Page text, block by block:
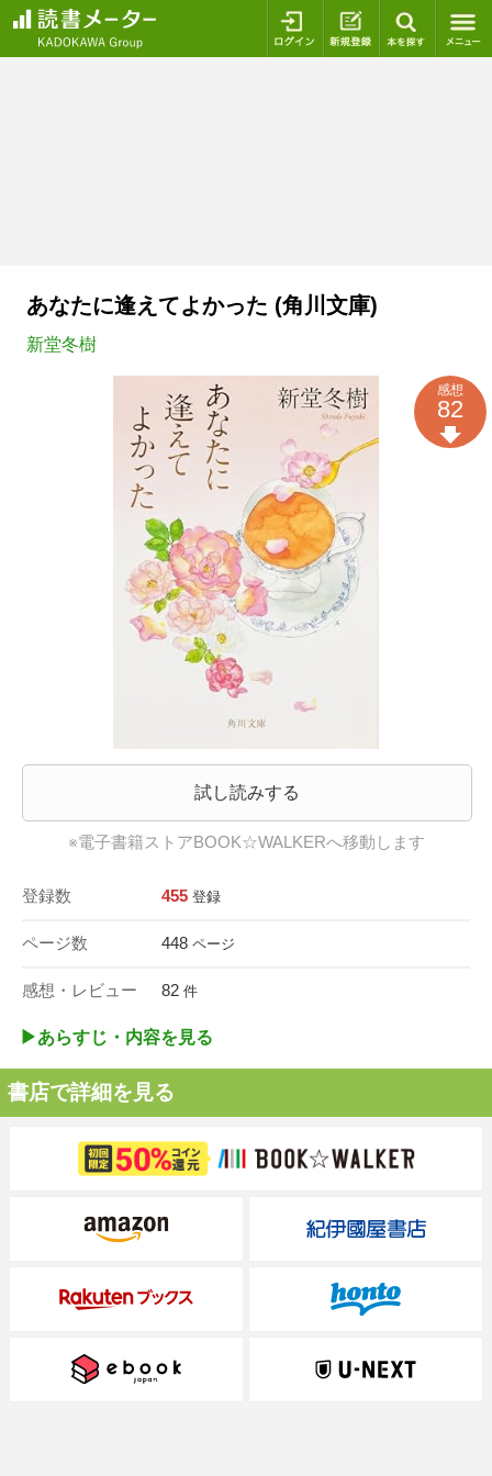
ログイン 新規登録
あなたに逢えてよかった (角川文庫)
新堂冬樹
試し読みする
※電子書籍ストアBOOK☆WALKERへ移動します
登録数 455 登録
ページ数 448 ページ
感想・レビュー 82 件
感想
82
▶︎あらすじ・内容を見る
書店で詳細を見る